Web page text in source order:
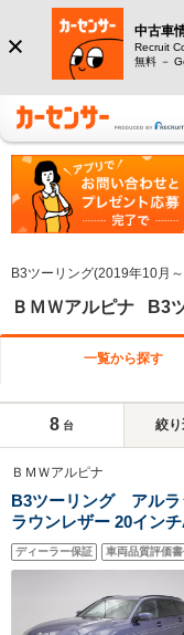
中古車
Recruit
無料 －
B3ツーリング(2019年10月
ＢＭＷアルピナ B3
一覧から探す
8 台 絞
ＢＭＷアルピナ
B3ツーリング アル
ラウンレザー 20イン
クティブクルーズコン
囲カメラ 前後センサ
ディーラー保証 車両品質評価